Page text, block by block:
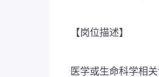
【岗位描述】
医学或生命科学相